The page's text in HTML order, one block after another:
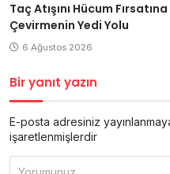
Taç Atışını Hücum Fırsatına
Çevirmenin Yedi Yolu
6 Ağustos 2026
Bir yanıt yazın
E-posta adresiniz
işaretlenmişlerdir